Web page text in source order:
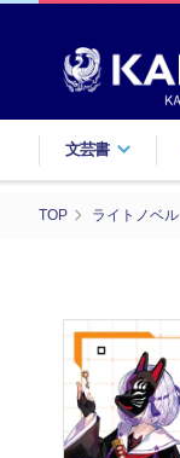
文芸書
TOP ライトノベル